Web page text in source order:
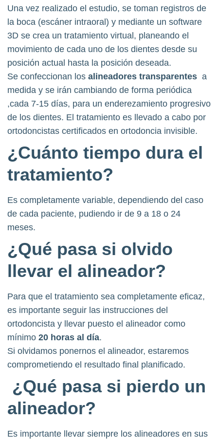
​​Una vez realizado el estudio, se toman registros de
la boca (escáner intraoral) y mediante un software
3D se crea un tratamiento virtual, planeando el
movimiento de cada uno de los dientes desde su
posición actual hasta la posición deseada.
Se confeccionan los alineadores transparentes a
medida y se irán cambiando de forma periódica
,cada 7-15 días, para un enderezamiento progresivo
de los dientes. El tratamiento es llevado a cabo por
ortodoncistas certificados en ortodoncia invisible.
¿Cuánto tiempo dura el
tratamiento?
Es completamente variable, dependiendo del caso
de cada paciente, pudiendo ir de 9 a 18 o 24
meses.
¿Qué pasa si olvido
llevar el alineador?
Para que el tratamiento sea completamente eficaz,
es importante seguir las instrucciones del
ortodoncista y llevar puesto el alineador como
mínimo 20 horas al día.
Si olvidamos ponernos el alineador, estaremos
comprometiendo el resultado final planificado.
¿Qué pasa si pierdo un
alineador?
Es importante llevar siempre los alineadores en sus